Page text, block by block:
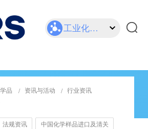
工业化学品
品 资讯与活动
行业资讯
法规资讯 中国化学样品进口及清关